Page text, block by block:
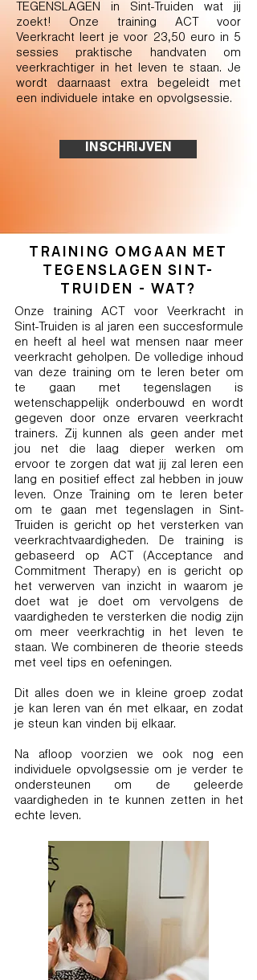
TEGENSLAGEN in Sint-Truiden wat jij
zoekt! Onze training ACT voor
Veerkracht leert je voor 23,50 euro in 5
sessies praktische handvaten om
veerkrachtiger in het leven te staan. Je
wordt daarnaast extra begeleidt met
een individuele intake en opvolgsessie.
INSCHRIJVEN
TRAINING OMGAAN MET
TEGENSLAGEN SINT-
TRUIDEN - WAT?
Onze training ACT voor Veerkracht in
Sint-Truiden is al jaren een succesformule
en heeft al heel wat mensen naar meer
veerkracht geholpen. De volledige inhoud
van deze training om te leren beter om
te gaan met tegenslagen is
wetenschappelijk onderbouwd en wordt
gegeven door onze ervaren veerkracht
trainers. Zij kunnen als geen ander met
jou net die laag dieper werken om
ervoor te zorgen dat wat jij zal leren een
lang en positief effect zal hebben in jouw
leven. Onze Training om te leren beter
om te gaan met tegenslagen in Sint-
Truiden is gericht op het versterken van
veerkrachtvaardigheden. De training is
gebaseerd op ACT (Acceptance and
Commitment Therapy) en is gericht op
het verwerven van inzicht in waarom je
doet wat je doet om vervolgens de
vaardigheden te versterken die nodig zijn
om meer veerkrachtig in het leven te
staan. We combineren de theorie steeds
met veel tips en oefeningen.
Dit alles doen we in kleine groep zodat
je kan leren van én met elkaar, en zodat
je steun kan vinden bij elkaar.
Na afloop voorzien we ook nog een
individuele opvolgsessie om je verder te
ondersteunen om de geleerde
vaardigheden in te kunnen zetten in het
echte leven.